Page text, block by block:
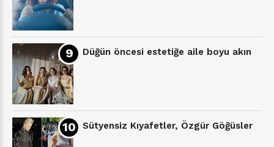
Düğün öncesi estetiğe aile boyu akın
Sütyensiz Kıyafetler, Özgür Göğüsler